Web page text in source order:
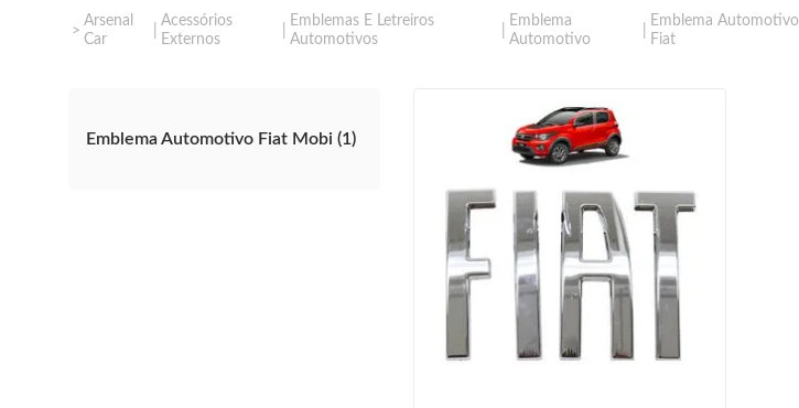
Arsenal
Car
Acessórios
Externos
Emblemas E Letreiros
Automotivos
Emblema
Automotivo
Emblema Automotivo
Fiat
Emblema Automotivo Fiat Mobi (1)